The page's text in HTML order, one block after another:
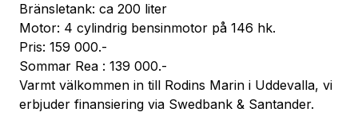
Bränsletank: ca 200 liter
Motor: 4 cylindrig bensinmotor på 146 hk.
Pris: 159 000.-
Sommar Rea : 139 000.-
Varmt välkommen in till Rodins Marin i Uddevalla, vi
erbjuder finansiering via Swedbank & Santander.